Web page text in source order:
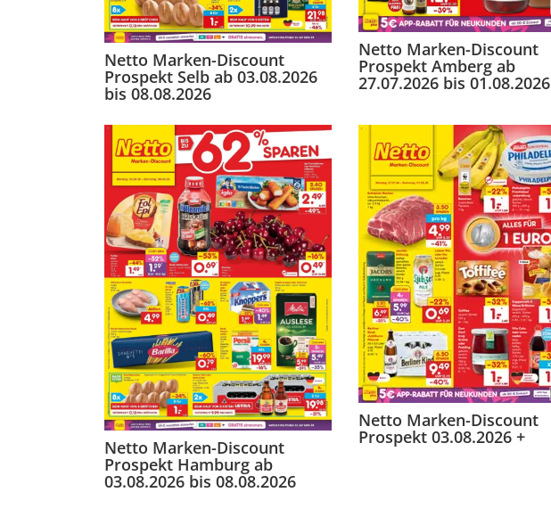
Netto Marken-Discount
Prospekt Selb ab 03.08.2026
bis 08.08.2026
Netto Marken-Discount
Prospekt Amberg ab
27.07.2026 bis 01.08.2026
Netto Marken-Discount
Prospekt Hamburg ab
03.08.2026 bis 08.08.2026
Netto Marken-Discount
Prospekt 03.08.2026 +